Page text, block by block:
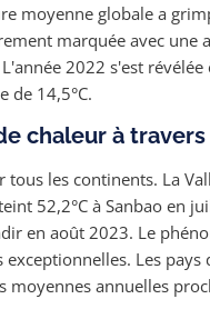
moyenne globale a
marquée avec une
2022 s'est
de 14,5°C.
chaleur à
les continents. La
52,2°C à Sanbao en
en août 2023. Le
Les
annuelles